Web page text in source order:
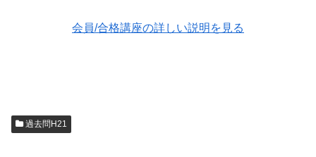
会員/合格講座の詳しい説明を見る
過去問H21